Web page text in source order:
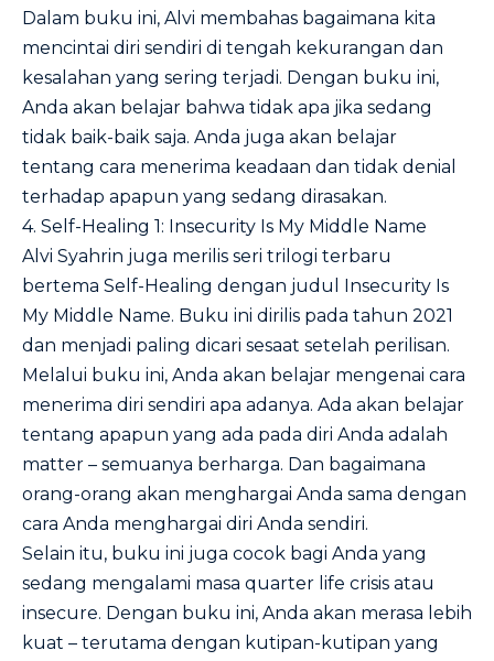
Dalam buku ini, Alvi membahas bagaimana kita
mencintai diri sendiri di tengah kekurangan dan
kesalahan yang sering terjadi. Dengan buku ini,
Anda akan belajar bahwa tidak apa jika sedang
tidak baik-baik saja. Anda juga akan belajar
tentang cara menerima keadaan dan tidak denial
terhadap apapun yang sedang dirasakan.
4. Self-Healing 1: Insecurity Is My Middle Name
Alvi Syahrin juga merilis seri trilogi terbaru
bertema Self-Healing dengan judul Insecurity Is
My Middle Name. Buku ini dirilis pada tahun 2021
dan menjadi paling dicari sesaat setelah perilisan.
Melalui buku ini, Anda akan belajar mengenai cara
menerima diri sendiri apa adanya. Ada akan belajar
tentang apapun yang ada pada diri Anda adalah
matter – semuanya berharga. Dan bagaimana
orang-orang akan menghargai Anda sama dengan
cara Anda menghargai diri Anda sendiri.
Selain itu, buku ini juga cocok bagi Anda yang
sedang mengalami masa quarter life crisis atau
insecure. Dengan buku ini, Anda akan merasa lebih
kuat – terutama dengan kutipan-kutipan yang